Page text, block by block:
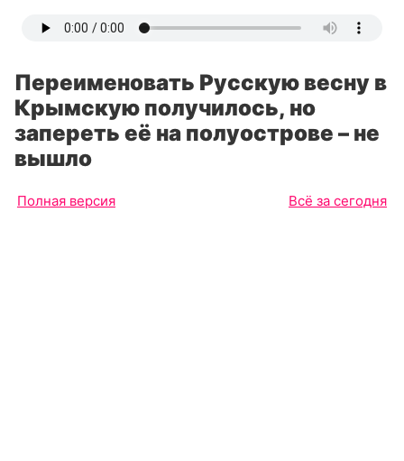
Переименовать Русскую весну в
Крымскую получилось, но
запереть её на полуострове – не
вышло
Полная версия Всё за сегодня